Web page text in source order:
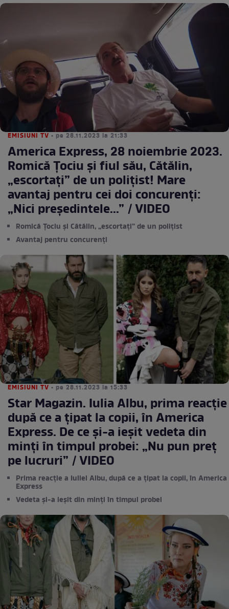
EMISIUNI TV • pe 28.11.2023 la 21:33
America Express, 28 noiembrie 2023.
Romică Țociu și fiul său, Cătălin,
„escortați” de un polițist! Mare
avantaj pentru cei doi concurenți:
„Nici președintele...” / VIDEO
Romică Țociu și Cătălin, „escortați” de un polițist
Avantaj pentru concurenți
EMISIUNI TV • pe 28.11.2023 la 15:33
Star Magazin. Iulia Albu, prima reacție
după ce a țipat la copii, în America
Express. De ce și-a ieșit vedeta din
minți în timpul probei: „Nu pun preț
pe lucruri” / VIDEO
Prima reacție a Iuliei Albu, după ce a țipat la copii, în America
Express
Vedeta și-a ieșit din minți în timpul probei